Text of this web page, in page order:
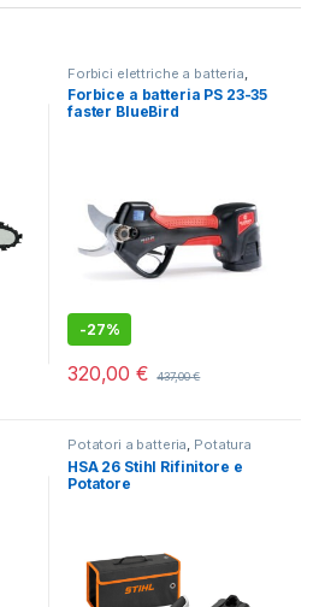
Forbici elettriche a batteria
Potatura
Forbice a batteria PS 23-35
faster BlueBird
-27%
320,00€ 437,00€
Potatori a batteria, Potatura
HSA 26 Stihl Rifinitore e
Potatore